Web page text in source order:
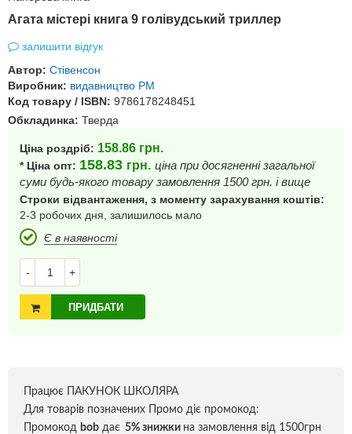
Агата містері книга 9 голівудський триллер
залишити відгук
Автор: Стівенсон
Виробник: видавництво РМ
Код товару / ISBN: 9786178248451
Обкладинка: Тверда
Ціна роздріб: 158.86 грн.
* Ціна опт: 158.83 грн. ціна при досягненні загальної
суми будь-якого товару замовлення 1500 грн. і вище
Строки відвантаження, з моменту зарахування коштів:
2-3 робочих дня, залишилось мало
Є в наявності
- +
ПРИДБАТИ
Працює ПАКУНОК ШКОЛЯРА
Для товарів позначених Промо діє промокод:
Промокод bob дає 5% знижки на замовлення від 1500грн